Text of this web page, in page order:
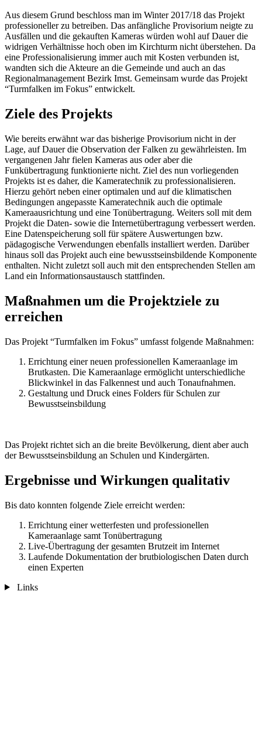
Aus diesem Grund beschloss man im Winter 2017/18 das Projekt
professioneller zu betreiben. Das anfängliche Provisorium neigte zu
Ausfällen und die gekauften Kameras würden wohl auf Dauer die
widrigen Verhältnisse hoch oben im Kirchturm nicht überstehen. Da
eine Professionalisierung immer auch mit Kosten verbunden ist,
wandten sich die Akteure an die Gemeinde und auch an das
Regionalmanagement Bezirk Imst. Gemeinsam wurde das Projekt
“Turmfalken im Fokus” entwickelt.
Ziele des Projekts
Wie bereits erwähnt war das bisherige Provisorium nicht in der
Lage, auf Dauer die Observation der Falken zu gewährleisten. Im
vergangenen Jahr fielen Kameras aus oder aber die
Funkübertragung funktionierte nicht. Ziel des nun vorliegenden
Projekts ist es daher, die Kameratechnik zu professionalisieren.
Hierzu gehört neben einer optimalen und auf die klimatischen
Bedingungen angepasste Kameratechnik auch die optimale
Kameraausrichtung und eine Tonübertragung. Weiters soll mit dem
Projekt die Daten- sowie die Internetübertragung verbessert werden.
Eine Datenspeicherung soll für spätere Auswertungen bzw.
pädagogische Verwendungen ebenfalls installiert werden. Darüber
hinaus soll das Projekt auch eine bewusstseinsbildende Komponente
enthalten. Nicht zuletzt soll auch mit den entsprechenden Stellen am
Land ein Informationsaustausch stattfinden.
Maßnahmen um die Projektziele zu
erreichen
Das Projekt “Turmfalken im Fokus” umfasst folgende Maßnahmen:
Errichtung einer neuen professionellen Kameraanlage im
Brutkasten. Die Kameraanlage ermöglicht unterschiedliche
Blickwinkel in das Falkennest und auch Tonaufnahmen.
Gestaltung und Druck eines Folders für Schulen zur
Bewusstseinsbildung
Das Projekt richtet sich an die breite Bevölkerung, dient aber auch
der Bewusstseinsbildung an Schulen und Kindergärten.
Ergebnisse und Wirkungen qualitativ
Bis dato konnten folgende Ziele erreicht werden:
Errichtung einer wetterfesten und professionellen
Kameraanlage samt Tonübertragung
Live-Übertragung der gesamten Brutzeit im Internet
Laufende Dokumentation der brutbiologischen Daten durch
einen Experten
Links